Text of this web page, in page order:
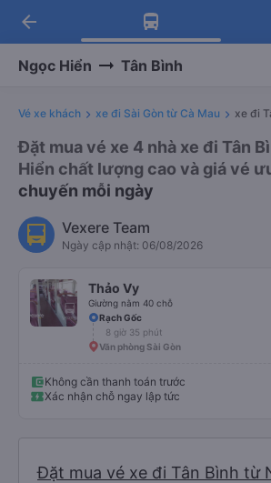
Tải app Vexere ngay!
Nhận ưu đãi thành viên độc
Tải app Vexere
-30k/ghế khi đặt vé máy bay
arrow_back
Ngọc Hiển Tân Bình
Vé xe khách xe đi Sài Gòn từ Cà Mau xe đi
Đặt mua vé xe 4 nhà xe đi Tân
Hiển chất lượng cao và giá vé
chuyến mỗi ngày
Vexere Team
Ngày cập nhật: 06/08/2026
Thảo Vy
Giường nằm 40 chỗ
Rạch Gốc
8 giờ 35 phút
Văn phòng Sài Gòn
Không cần thanh toán trước
Xác nhận chỗ ngay lập tức
Đặt mua vé xe đi Tân Bình từ